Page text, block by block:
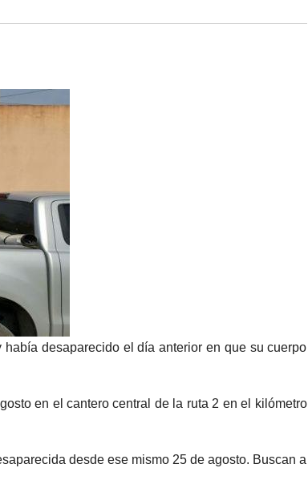
desaparecido el día anterior en que su cuerpo
en el cantero central de la ruta 2 en el kilómetro
desde ese mismo 25 de agosto. Buscan a